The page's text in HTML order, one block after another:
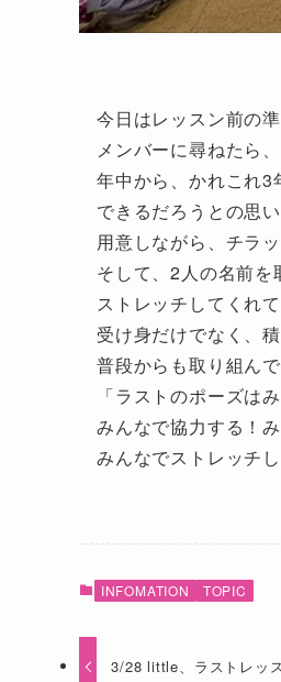
今日はレッスン前の
メンバーに尋ねたら
年中から、かれこれ3
できるだろうとの思
用意しながら、チラ
そして、2人の名前を
ストレッチしてくれ
受け身だけでなく、
普段からも取り組んで
「ラストのポーズは
みんなで協力する！
みんなでストレッチ
INFOMATION TOPIC
3/28 little、ラストレッ